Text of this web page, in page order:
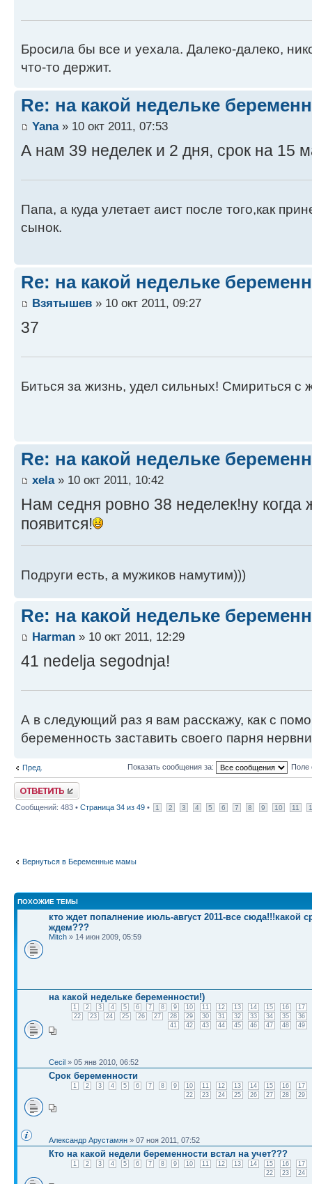
Бросила бы все и уехала. Далеко-далеко,
что-то держит.
Re: на какой недельке
Yana» 10 окт 2011, 07:53
А нам 39 неделек и 2 дня, срок на 15
Папа, а куда улетает аист после того,как
сынок.
Re: на какой недельке
Взятышев » 10 окт 2011, 09:27
37
Биться за жизнь, удел сильных! Смириться с
Re: на какой недельке
xela» 10 окт 2011, 10:42
Нам седня ровно 38 неделек!ну когда
появится!
Подруги есть, а мужиков намутим)))
Re: на какой недельке
Harman » 10 окт 2011, 12:29
41 nedelja segodnja!
А в следующий раз я вам расскажу, как с
беременность заставить своего парня
Пред. Показать сообщения за: Поле
Ответить
Сообщений: 483 • Страница 34 из 49 • 1 2 3 4 5 6 7 8 9 10 11
Вернуться в Беременные мамы
ПОХОЖИЕ ТЕМЫ
кто ждет попалнение июль-август 2011-все сюда!!!какой
ждем???
Mitch » 14 июн 2009, 05:59
на какой недельке беременности!)
1 2 3 4 5 6 7 8 9 10 11 12 13 14 15 16
17
22
23 24 25 26 27 28 29 30 31 32 33 34 35
36
41
42 43 44 45 46 47 48 49
Cecil » 05 янв 2010, 06:52
Срок беременности
1 2 3 4 5 6 7 8 9 10 11 12 13 14 15 16
17
22
23 24 25 26 27 28 29
Александр Арустамян » 07 ноя 2011, 07:52
Кто на какой недели беременности встал на учет???
1 2 3 4 5 6 7 8 9 10 11 12 13 14 15 16
17
22
23 24